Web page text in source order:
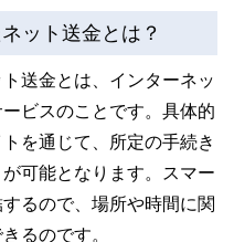
ット送金とは？
送金とは、インターネッ
ビスのことです。具体的
を通じて、所定の手続き
可能となります。スマー
るので、場所や時間に関
るのです。